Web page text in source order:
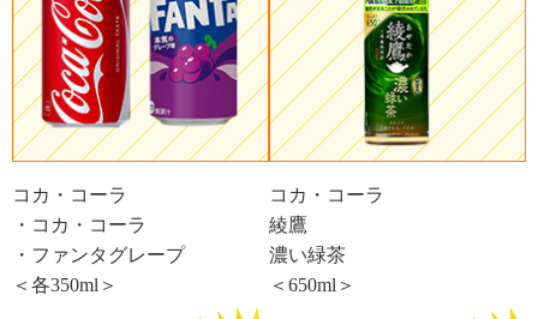
コカ・コーラ
・コカ・コーラ
・ファンタグレープ
＜各350ml＞
コカ・コーラ
綾鷹
濃い緑茶
＜650ml＞